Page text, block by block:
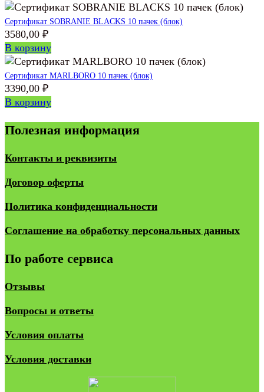
Сертификат SOBRANIE BLACKS 10 пачек (блок)
3580,00 ₽
В корзину
Сертификат MARLBORO 10 пачек (блок)
3390,00 ₽
В корзину
Полезная информация
Контакты и реквизиты
Договор оферты
Политика конфиденциальности
Соглашение на обработку персональных данных
По работе сервиса
Отзывы
Вопросы и ответы
Условия оплаты
Условия доставки